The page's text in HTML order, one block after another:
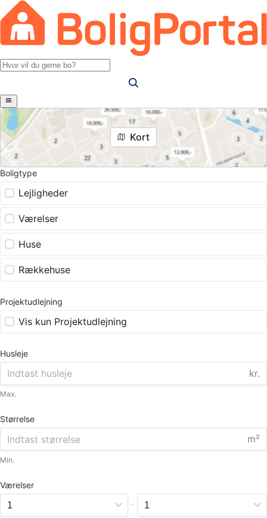
Kort
Boligtype
Lejligheder
Værelser
Huse
Rækkehuse
Projektudlejning
Vis kun Projektudlejning
Husleje
kr.
Max.
Størrelse
m²
Min.
Værelser
-